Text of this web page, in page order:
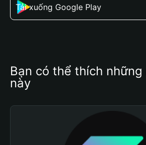
Tải xuống Google Play
Bạn có thể thích những
này